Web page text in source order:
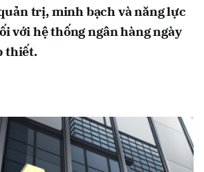
trị, minh bạch và năng lực
với hệ thống ngân hàng ngày
thiết.